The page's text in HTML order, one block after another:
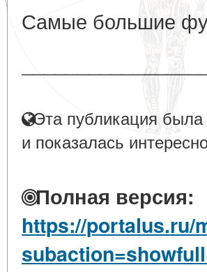
Самые большие
Эта публикация была
и показалась
Полная версия:
https://portalus.ru/